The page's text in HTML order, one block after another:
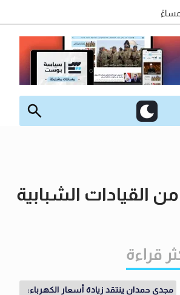
القيادات الشبابية
قراءة
مجدي حمدان ينتقد زيادة أسعار الكهرباء: